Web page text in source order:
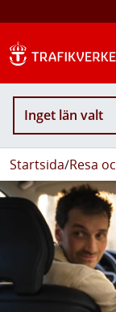
Inget län valt
Startsida/Resa